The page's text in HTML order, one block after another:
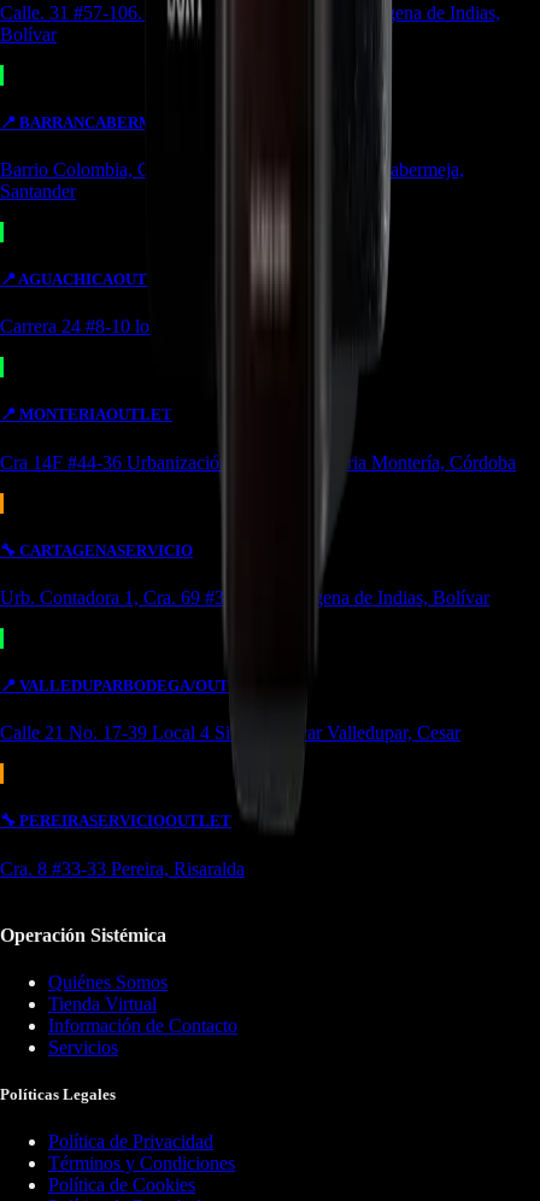
Calle. 31 #57-106. CC Ejecutivos Local 130 Cartagena de Indias,
Bolívar
📍 BARRANCABERMEJA
Barrio Colombia, Cl. 49 #15-66 Local 107 Barrancabermeja,
Santander
📍AGUACHICAOUTLET
Carrera 24 #8-10 local 2 Potozí Aguachica, Cesar
📍 MONTERIAOUTLET
Cra 14F #44-36 Urbanización Portal de Almeria Montería, Córdoba
🔧 CARTAGENASERVICIO
Urb. Contadora 1, Cra. 69 #31a-37 Cartagena de Indias, Bolívar
📍 VALLEDUPARBODEGA/OUTLET
Calle 21 No. 17-39 Local 4 Simón bolivar Valledupar, Cesar
🔧 PEREIRASERVICIOOUTLET
Cra. 8 #33-33 Pereira, Risaralda
Operación Sistémica
Quiénes Somos
Tienda Virtual
Información de Contacto
Servicios
Políticas Legales
Política de Privacidad
Términos y Condiciones
Política de Cookies